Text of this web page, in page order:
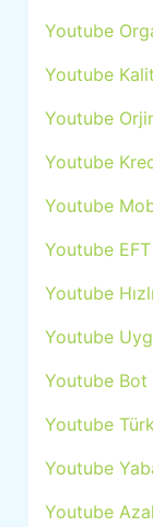
Youtube
Youtube
Youtube
Youtube
Youtube
Youtube
Youtube
Youtube
Youtube Bot
Youtube
Youtube
Youtube